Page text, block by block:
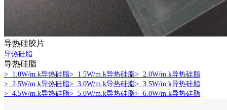
导热硅胶片
导热硅脂
导热硅脂
> 1.0W/m.k导热硅脂> 1.5W/m.k导热硅脂> 2.0W/m.k导热硅脂
> 2.5W/m.k导热硅脂> 3.0W/m.k导热硅脂> 3.5W/m.k导热硅脂
> 4.5W/m.k导热硅脂> 5.0W/m.k导热硅脂> 6.0W/m.k导热硅脂